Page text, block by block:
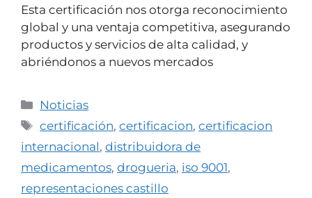
Esta certificación nos otorga reconocimiento
global y una ventaja competitiva, asegurando
productos y servicios de alta calidad, y
abriéndonos a nuevos mercados​
Noticias
certificación,certificacion,certificacion
internacional, distribuidora de
medicamentos, drogueria, iso 9001,
representaciones castillo